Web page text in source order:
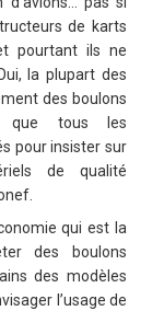
de karts
pourtant ils ne
la plupart des
des boulons
que tous les
pour insister sur
de qualité
qui est la
des boulons
des modèles
l’usage de